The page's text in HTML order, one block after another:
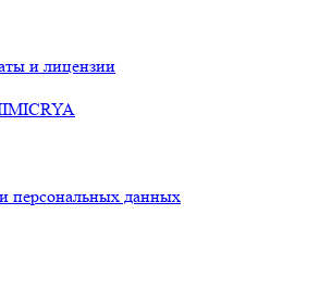
и лицензии
персональных данных